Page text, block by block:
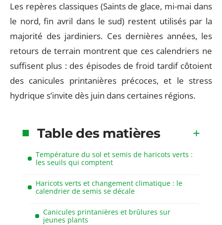
Les repères classiques (Saints de glace, mi-mai dans
le nord, fin avril dans le sud) restent utilisés par la
majorité des jardiniers. Ces dernières années, les
retours de terrain montrent que ces calendriers ne
suffisent plus : des épisodes de froid tardif côtoient
des canicules printanières précoces, et le stress
hydrique s’invite dès juin dans certaines régions.
Table des matières
Température du sol et semis de haricots verts :
les seuils qui comptent
Haricots verts et changement climatique : le
calendrier de semis se décale
Canicules printanières et brûlures sur
jeunes plants